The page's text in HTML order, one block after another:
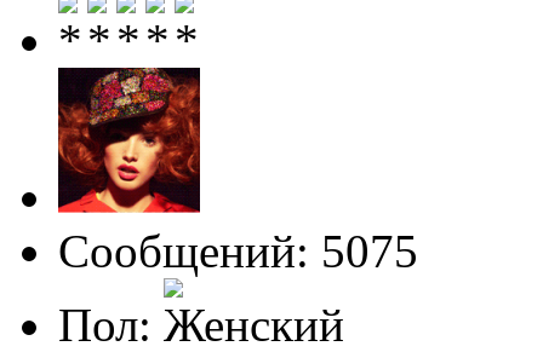
Сообщений: 5075
Пол: